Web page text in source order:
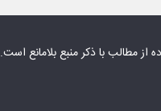
از مطالب با ذکر منبع بلامانع است.